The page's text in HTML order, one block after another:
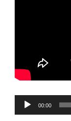
Reproductor
00:00